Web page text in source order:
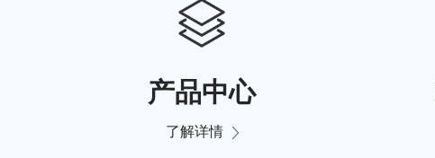
产品中心
了解详情